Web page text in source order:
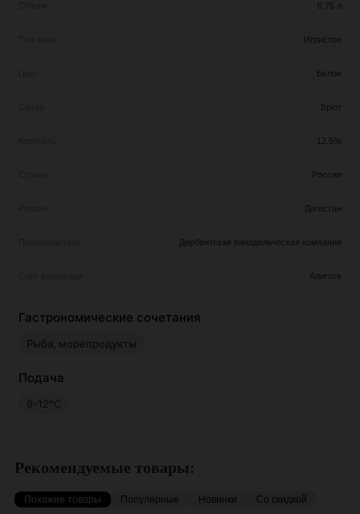
0,75 л
Игристое
Белое
Брют
12,5%
Россия
Дагестан
Дербентская винодельческая компания
Алиготе
Гастрономические сочетания
Рыба, морепродукты
Подача
9-12°С
Рекомендуемые товары:
Похожие товары Популярные Новинки Со скидкой